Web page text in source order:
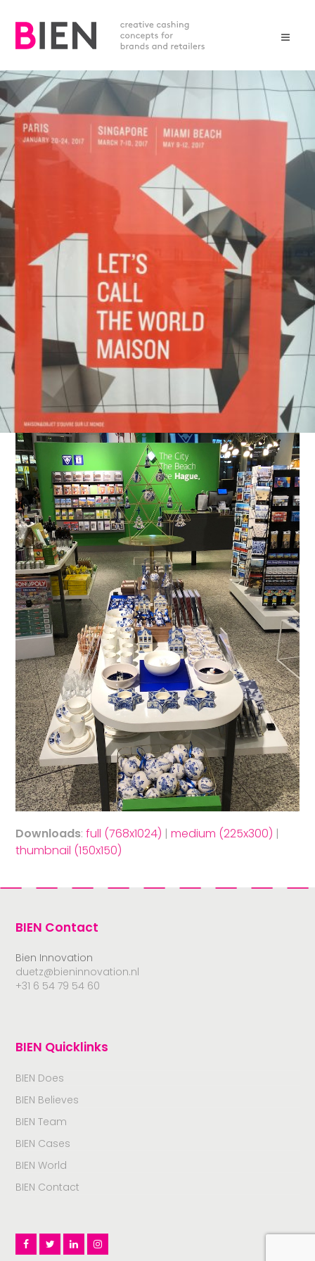
Downloads:full (768x1024) |medium (225x300) |
thumbnail (150x150)
BIEN Contact
Bien Innovation
duetz@bieninnovation.nl
+31 6 54 79 54 60
BIEN Quicklinks
BIEN Does
BIEN Believes
BIEN Team
BIEN Cases
BIEN World
BIEN Contact